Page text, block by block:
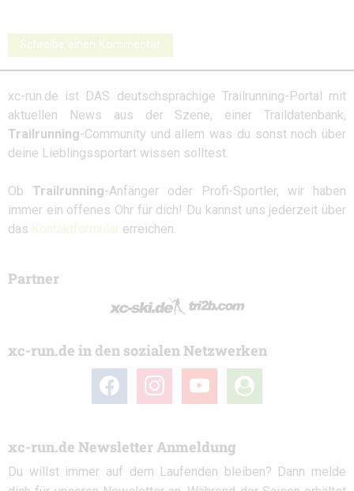
Schreibe einen Kommentar
xc-run.de ist DAS deutschsprachige Trailrunning-Portal mit
aktuellen News aus der Szene, einer Traildatenbank,
Trailrunning-Community und allem was du sonst noch über
deine Lieblingssportart wissen solltest.
Ob Trailrunning-Anfänger oder Profi-Sportler, wir haben
immer ein offenes Ohr für dich! Du kannst uns jederzeit über
das Kontaktformular erreichen.
Partner
xc-run.de in den sozialen Netzwerken
facebook instagramyoutube
user-
circle
xc-run.de Newsletter Anmeldung
Du willst immer auf dem Laufenden bleiben? Dann melde